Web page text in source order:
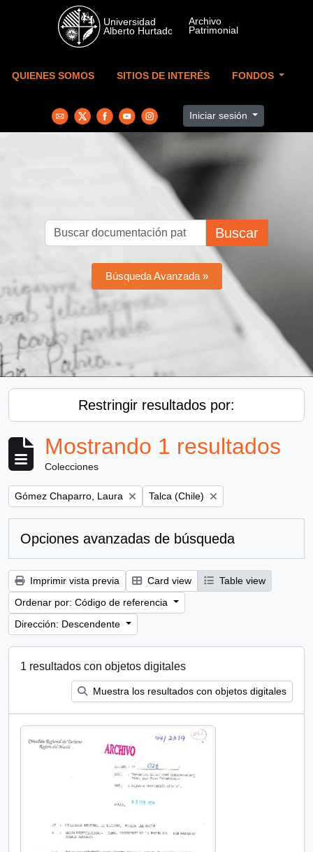
Skip to main content
QUIENES SOMOS SITIOS DE INTERÉS FONDOS
Iniciar sesión
Buscar
Búsqueda Avanzada »
Restringir resultados por:
Mostrando 1 resultados
Colecciones
Remove filter:
Gómez Chaparro, Laura Remove filter:
Talca (Chile)
Opciones avanzadas de búsqueda
Imprimir vista previa Card view
Table view
Ordenar por: Código de referencia
Dirección: Descendente
1 resultados con objetos digitales
Muestra los resultados con objetos digitales